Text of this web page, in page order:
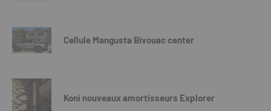
Cellule Mangusta Bivouac center
Koni nouveaux amortisseurs Explorer